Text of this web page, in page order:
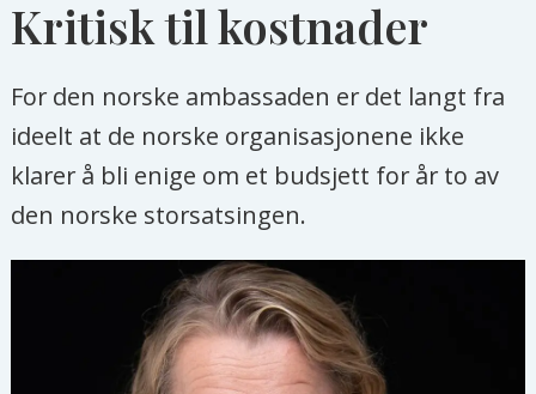
Kritisk til kostnader
For den norske ambassaden er det langt fra
ideelt at de norske organisasjonene ikke
klarer å bli enige om et budsjett for år to av
den norske storsatsingen.